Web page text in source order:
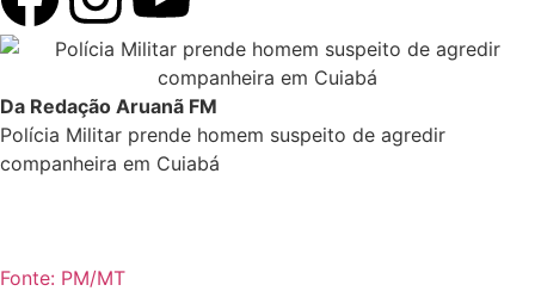
Da Redação Aruanã FM
Polícia Militar prende homem suspeito de agredir
companheira em Cuiabá
Fonte: PM/MT